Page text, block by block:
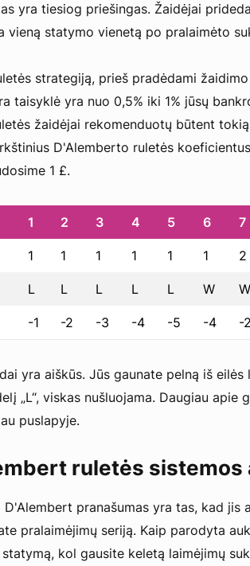
yra tiesiog priešingas. Žaidėjai
vieną statymo vienetą po pralaimėto
strategiją, prieš pradėdami
taisyklė yra nuo 0,5% iki 1% jūsų
žaidėjai rekomenduotų būtent
D'Alemberto ruletės
1 £.
1 2 3 4 5 6 7
1 1 1 1 1 1 2
L L L L L W W
-1 -2 -3 -4 -5 -4 -2
yra aiškūs. Jūs gaunate pelną iš eilės
„L“, viskas nušluojama. Daugiau apie
puslapyje.
ruletės sistemos
pranašumas yra tas, kad jis
pralaimėjimų seriją. Kaip parodyta
kol gausite keletą laimėjimų